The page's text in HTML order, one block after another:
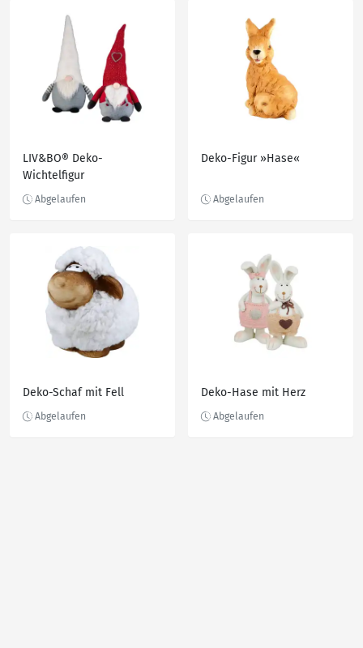
LIV&BO® Deko-
Wichtelfigur
Deko-Figur »Hase«
Deko-Schaf mit Fell Deko-Hase mit Herz